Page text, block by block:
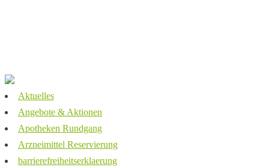
Aktuelles
Angebote & Aktionen
Apotheken Rundgang
Arzneimittel Reservierung
barrierefreiheitserklaerung